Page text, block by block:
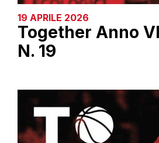
19 APRILE 2026
Together Anno
N. 19